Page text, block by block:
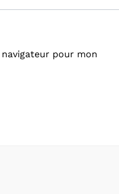
pour mon